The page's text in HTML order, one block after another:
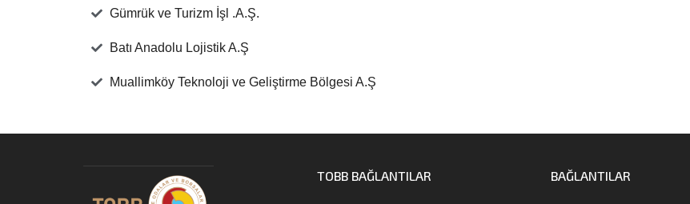
Gümrük ve Turizm İşl .A.Ş.
Batı Anadolu Lojistik A.Ş
Muallimköy Teknoloji ve Geliştirme Bölgesi A.Ş
TOBB BAĞLANTILAR BAĞLANTILAR